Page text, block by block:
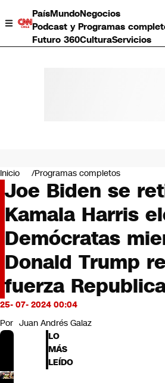
PaísMundoNegocios
Podcast y Programas
Futuro 360CulturaServicios
Negocios
Deportes
Programas completos
Cultura
Servicios
Bits
CNN tiempo
Futuro 360
Opinión
Inicio Programas completos
Joe Biden se
Kamala Harris
Demócratas
Donald Trump
fuerza
25- 07- 2024 00:04
Por Juan Andrés Galaz
LO
MÁS
LEÍDO